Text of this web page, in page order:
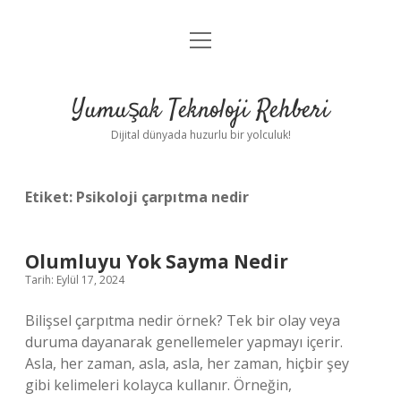
Anasayfa
Yasal Uyarı
menüyü
Yumuşak Teknoloji Rehberi
Dijital dünyada huzurlu bir yolculuk!
Etiket: Psikoloji çarpıtma nedir
Olumluyu Yok Sayma Nedir
Tarih: Eylül 17, 2024
Bilişsel çarpıtma nedir örnek? Tek bir olay veya
duruma dayanarak genellemeler yapmayı içerir.
Asla, her zaman, asla, asla, her zaman, hiçbir şey
gibi kelimeleri kolayca kullanır. Örneğin,